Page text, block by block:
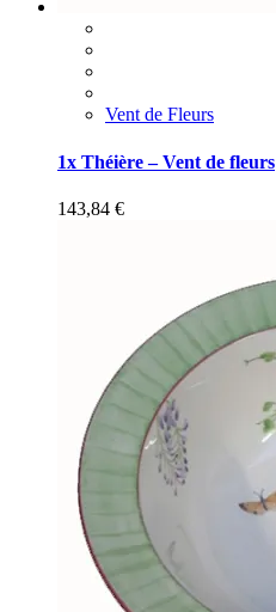
Vent de Fleurs
1x Théière – Vent de fleurs
143,84 €